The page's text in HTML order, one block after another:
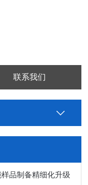
联系我们
品制备精细化升级